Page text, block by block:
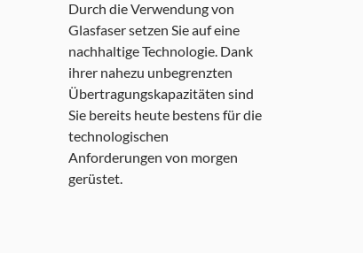
Durch die Verwendung von
Glasfaser setzen Sie auf eine
nachhaltige Technologie. Dank
ihrer nahezu unbegrenzten
Übertragungskapazitäten sind
Sie bereits heute bestens für die
technologischen
Anforderungen von morgen
gerüstet.